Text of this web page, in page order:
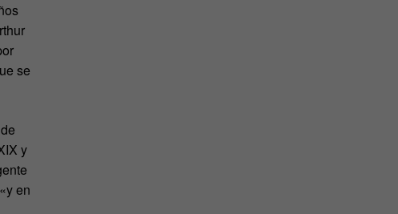
se
y
en